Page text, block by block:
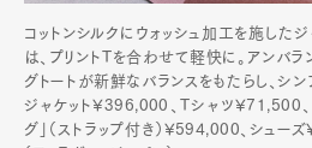
コットンシルクにウォッシュ加工を施したジ
は、プリントTを合わせて軽快に。アンバラ
グトートが新鮮なバランスをもたらし、シン
ジャケット¥396,000、Tシャツ¥71,500
グ」（ストラップ付き）¥594,000、シュ